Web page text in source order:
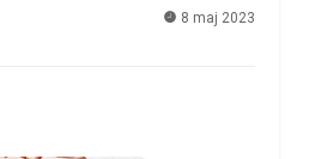
8 maj 2023